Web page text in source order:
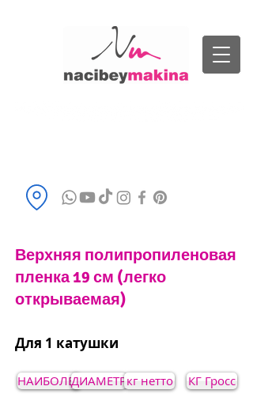
Верхняя полипропиленовая
пленка 19 см (легко
открываемая)
Для 1 катушки
НАИБОЛЕЕДИАМЕТР кг нетто КГ Гросс